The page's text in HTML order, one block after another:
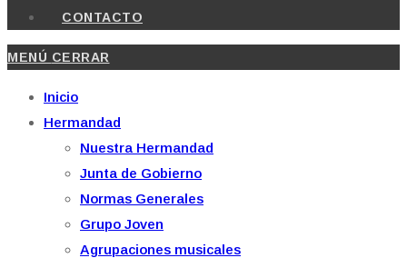
CONTACTO
MENÚ CERRAR
Inicio
Hermandad
Nuestra Hermandad
Junta de Gobierno
Normas Generales
Grupo Joven
Agrupaciones musicales